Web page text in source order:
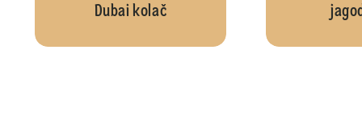
Dubai kolač